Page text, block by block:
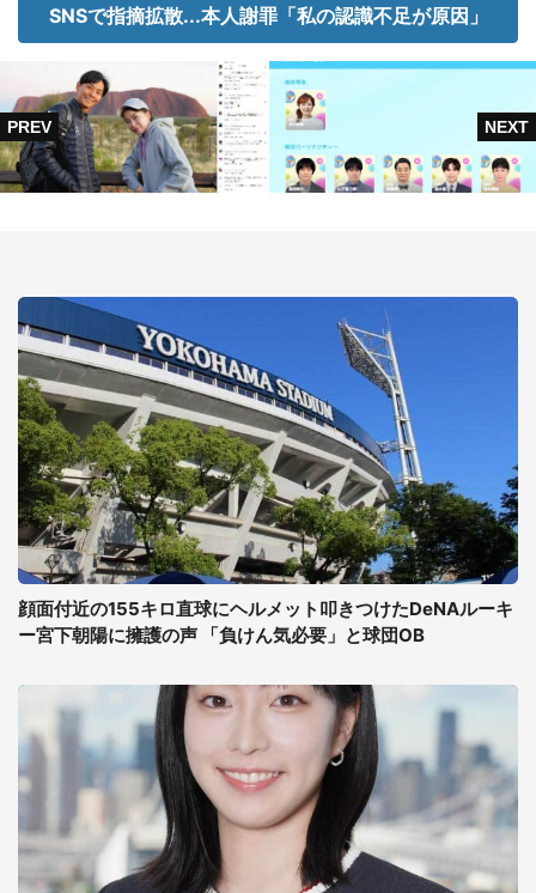
SNSで指摘拡散...本人謝罪「私の認識不足が原因」
顔面付近の155キロ直球にヘルメット叩きつけたDeNAルーキ
ー宮下朝陽に擁護の声 「負けん気必要」と球団OB